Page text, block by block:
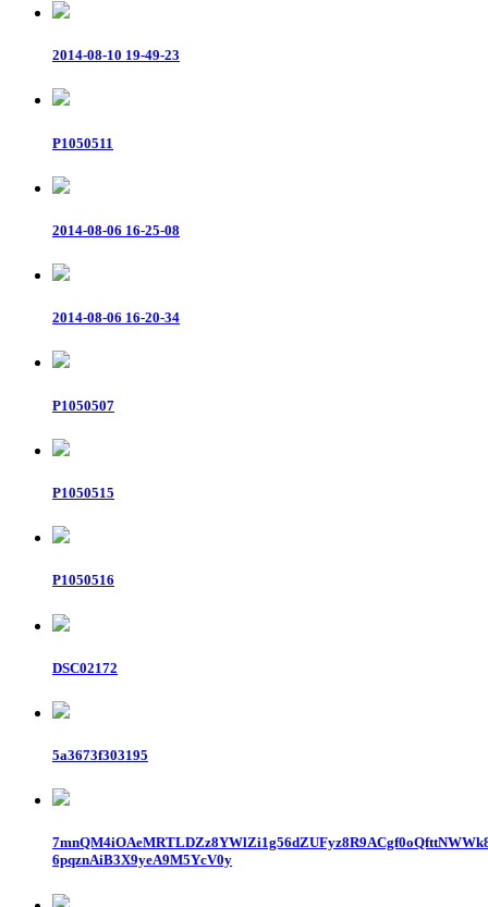
2014-08-10 19-49-23
P1050511
2014-08-06 16-25-08
2014-08-06 16-20-34
P1050507
P1050515
P1050516
DSC02172
5a3673f303195
6pqznAiB3X9yeA9M5YcV0y